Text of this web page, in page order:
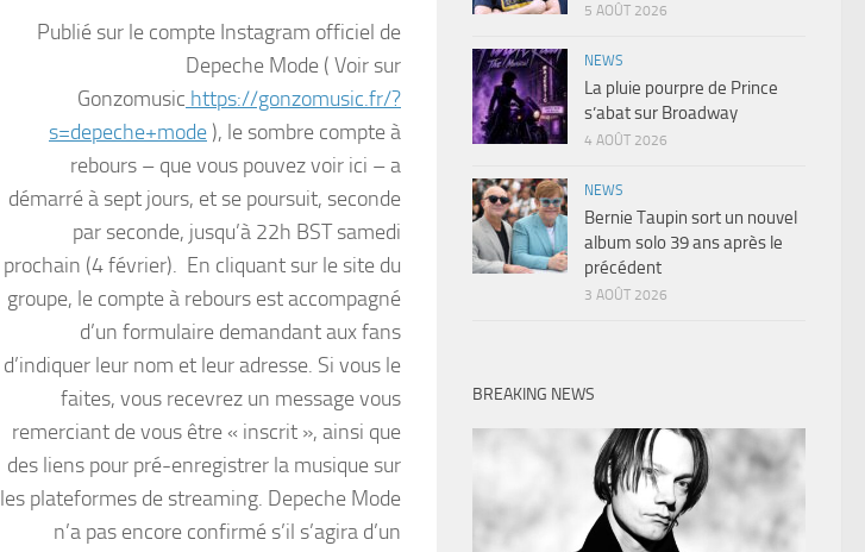
Publié sur le compte Instagram officiel de
Depeche Mode ( Voir sur
Gonzomusic https://gonzomusic.fr/?
s=depeche+mode ), le sombre compte à
rebours – que vous pouvez voir ici – a
démarré à sept jours, et se poursuit, seconde
par seconde, jusqu’à 22h BST samedi
prochain (4 février). En cliquant sur le site du
groupe, le compte à rebours est accompagné
d’un formulaire demandant aux fans
d’indiquer leur nom et leur adresse. Si vous le
faites, vous recevrez un message vous
remerciant de vous être « inscrit », ainsi que
des liens pour pré-enregistrer la musique sur
les plateformes de streaming. Depeche Mode
n’a pas encore confirmé s’il s’agira d’un
5 AOÛT 2026
NEWS
La pluie pourpre de Prince
s’abat sur Broadway
4 AOÛT 2026
NEWS
Bernie Taupin sort un nouvel
album solo 39 ans après le
précédent
3 AOÛT 2026
BREAKING NEWS